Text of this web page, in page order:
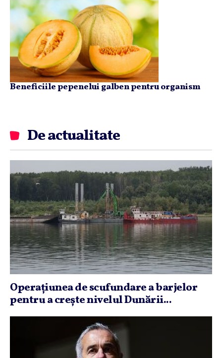
Beneficiile pepenelui galben pentru organism
De actualitate
Operaţiunea de scufundare a barjelor
pentru a creşte nivelul Dunării...